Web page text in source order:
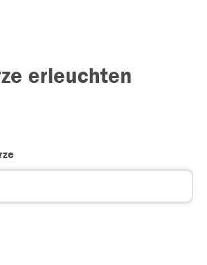
erleuchten